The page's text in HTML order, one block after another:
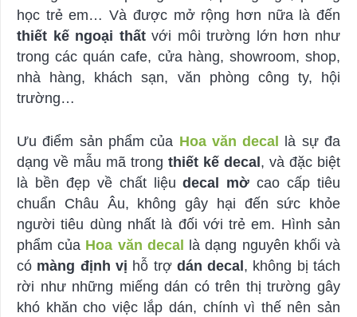
học trẻ em… Và được mở rộng hơn nữa là đến
thiết kế ngoại thấtvới môi trường lớn hơn như
trong các quán cafe, cửa hàng, showroom, shop,
nhà hàng, khách sạn, văn phòng công ty, hội
trường…
Ưu điểm sản phẩm của Hoa văn decal
là sự đa
dạng về mẫu mã trong thiết kế decal , và đặc biệt
là bền đẹp về chất liệudecal mờ cao cấp tiêu
chuẩn Châu Âu, không gây hại đến sức khỏe
người tiêu dùng nhất là đối với trẻ em. Hình sản
phẩm của Hoa văn decal
là dạng nguyên khối và
có màng định vị hỗ trợ dán decal , không bị tách
rời như những miếng dán có trên thị trường gây
khó khăn cho việc lắp dán, chính vì thế nên sản